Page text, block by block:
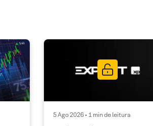
5 Ago 2026 • 1 min de leitura